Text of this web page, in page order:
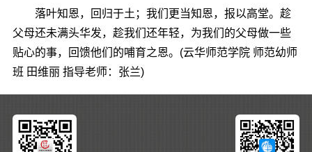
落叶知恩，回归于土；我们更当知恩，报以高堂。趁
父母还未满头华发，趁我们还年轻，为我们的父母做一些
贴心的事，回馈他们的哺育之恩。(云华师范学院 师范幼师
班 田维丽 指导老师：张兰)